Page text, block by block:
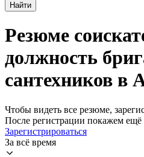
Найти
Резюме
должность
сантехников в
Чтобы видеть все резюме,
После регистрации покажем
Зарегистрироваться
За всё время